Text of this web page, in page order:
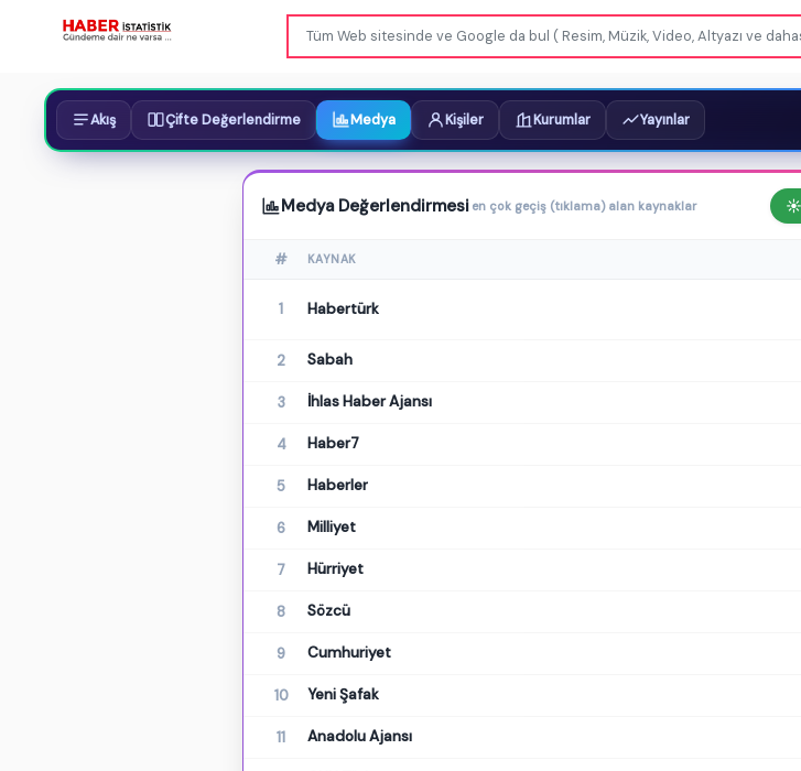
Akış Çifte Değerlendirme Medya Kişiler Kurumlar Yayınlar
Medya Değerlendirmesi en çok geçiş (tıklama) alan kaynaklar
# KAYNAK
1 Habertürk
2 Sabah
3 İhlas Haber Ajansı
4 Haber7
5 Haberler
6 Milliyet
7 Hürriyet
8 Sözcü
9 Cumhuriyet
10 Yeni Şafak
11 Anadolu Ajansı